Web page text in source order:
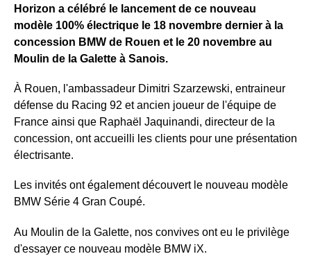
Horizon a célébré le lancement de ce nouveau
modèle 100% électrique le 18 novembre dernier à la
concession BMW de Rouen et le 20 novembre au
Moulin de la Galette à Sanois.
À Rouen, l'ambassadeur Dimitri Szarzewski, entraineur
défense du Racing 92 et ancien joueur de l'équipe de
France ainsi que Raphaël Jaquinandi, directeur de la
concession, ont accueilli les clients pour une présentation
électrisante.
Les invités ont également découvert le nouveau modèle
BMW Série 4 Gran Coupé.
Au Moulin de la Galette, nos convives ont eu le privilège
d'essayer ce nouveau modèle BMW iX.